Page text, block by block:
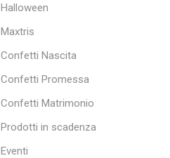
Halloween
Maxtris
Confetti Nascita
Confetti Promessa
Confetti Matrimonio
Prodotti in scadenza
Eventi